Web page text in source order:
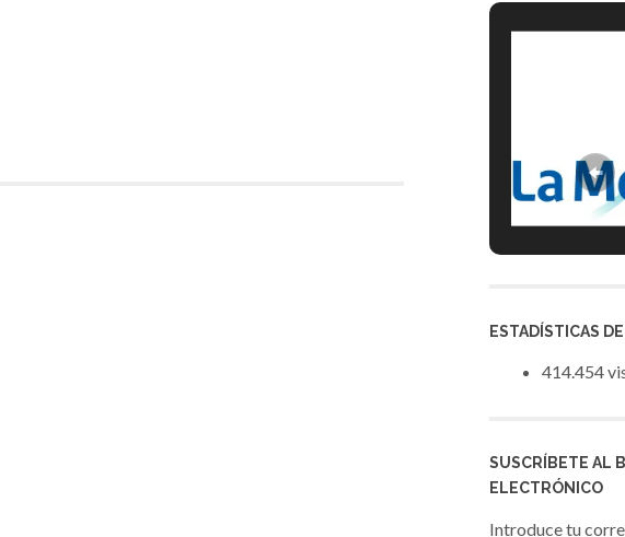
ESTADÍSTICAS
414.454
SUSCRÍBETE AL
ELECTRÓNICO
Introduce tu